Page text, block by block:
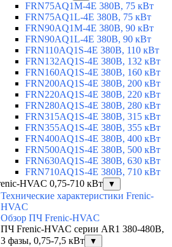
FRN75AQ1M-4E 380В, 75 кВт
FRN75AQ1L-4E 380В, 75 кВт
FRN90AQ1M-4E 380В, 90 кВт
FRN90AQ1L-4E 380В, 90 кВт
FRN110AQ1S-4E 380В, 110 кВт
FRN132AQ1S-4E 380В, 132 кВт
FRN160AQ1S-4E 380В, 160 кВт
FRN200AQ1S-4E 380В, 200 кВт
FRN220AQ1S-4E 380В, 220 кВт
FRN280AQ1S-4E 380В, 280 кВт
FRN315AQ1S-4E 380В, 315 кВт
FRN355AQ1S-4E 380В, 355 кВт
FRN400AQ1S-4E 380В, 400 кВт
FRN500AQ1S-4E 380В, 500 кВт
FRN630AQ1S-4E 380В, 630 кВт
FRN710AQ1S-4E 380В, 710 кВт
HVAC 0,75-710 кВт
▼
Технические характеристики Frenic-
HVAC
Обзор ПЧ Frenic-HVAC
ПЧ Frenic-HVAC серии AR1 380-480В,
3 фазы, 0,75-7,5 кВт
▼